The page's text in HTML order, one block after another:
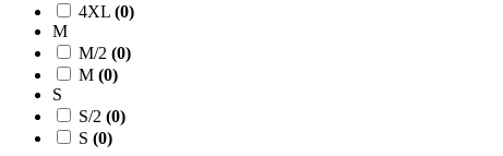
4XL (0)
M
M/2 (0)
M (0)
S
S/2 (0)
S (0)